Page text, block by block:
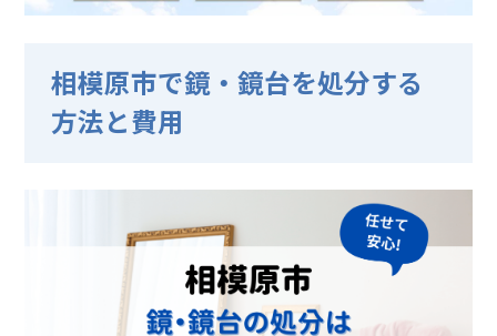
相模原市で鏡・鏡台を処分する
方法と費用